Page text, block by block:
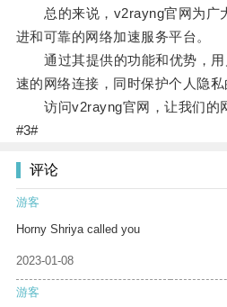
总的来说，v2rayng官网为广
进和可靠的网络加速服务平台。
通过其提供的功能和优势，用
速的网络连接，同时保护个人隐私
访问v2rayng官网，让我们的网
#3#
评论
游客
Horny Shriya called you
2023-01-08
游客